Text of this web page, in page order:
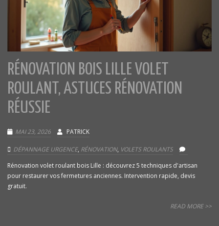
RÉNOVATION BOIS LILLE VOLET
ROULANT, ASTUCES RÉNOVATION
RÉUSSIE
MAI 23, 2026 PATRICK
DÉPANNAGE URGENCE, RÉNOVATION, VOLETS ROULANTS
Rénovation volet roulant bois Lille : découvrez 5 techniques d'artisan
pour restaurer vos fermetures anciennes. Intervention rapide, devis
gratuit.
READ MORE >>